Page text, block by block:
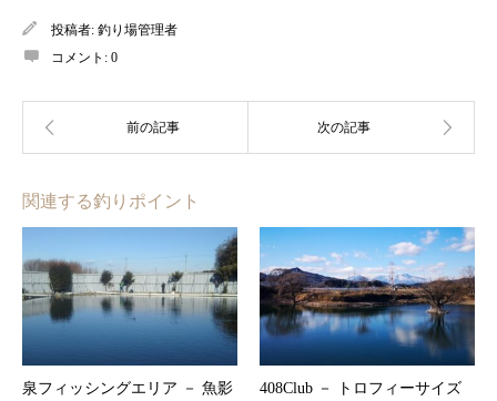
投稿者: 釣り場管理者
コメント: 0
関連する釣りポイント
泉フィッシングエリア － 魚影
408Club － トロフィーサイズ